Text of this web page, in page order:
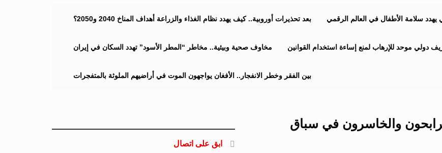
بعد تحذيرات أوروبية.. كيف يهدد نظام الغذاء والزراعة أهداف المناخ 2040 و2050؟ يهدد سلامة الأطفال في العالم الرقمي
مخاوف صحية وبيئية.. مخاطر “المطر الأسود” تهدد السكان في إيران دولي موحد للإرهاب لمنع إساءة استخدام القوانين
بين الفقر وخطر الانفجار.. الأفغان يواجهون الموت في أراضيهم الملوثة بالمتفجرات
والخاسرون في سباق
ابق على اتصال